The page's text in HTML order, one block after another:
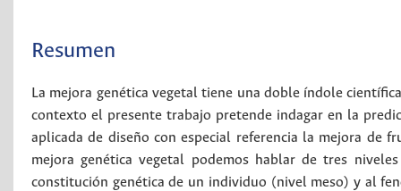
Resumen
La mejora genética vegetal tiene una doble índole
contexto el presente trabajo pretende indagar en la
aplicada de diseño con especial referencia la mejora de
mejora genética vegetal podemos hablar de tres
constitución genética de un individuo (nivel meso) y al